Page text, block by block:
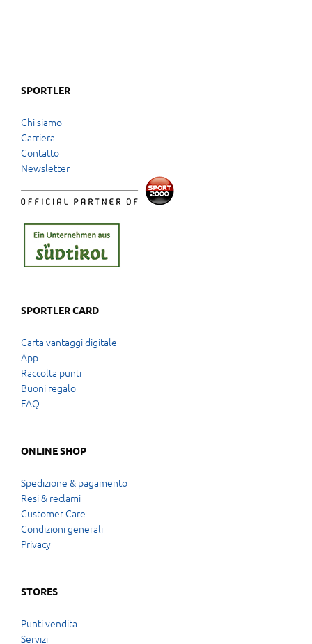
SPORTLER
Chi siamo
Carriera
Contatto
Newsletter
SPORTLER CARD
Carta vantaggi digitale
App
Raccolta punti
Buoni regalo
FAQ
ONLINE SHOP
Spedizione & pagamento
Resi & reclami
Customer Care
Condizioni generali
Privacy
STORES
Punti vendita
Servizi